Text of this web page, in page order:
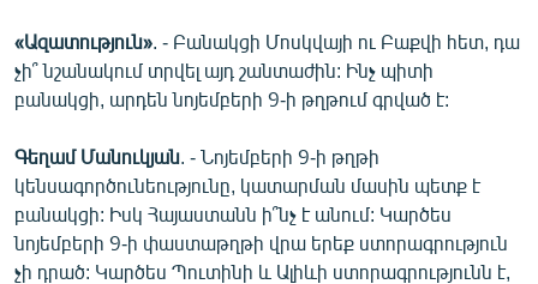
«Ազատություն» . - Բանակցի Մոսկվայի ու Բաքվի հետ, դա
չի՞ նշանակում տրվել այդ շանտաժին: Ինչ պիտի
բանակցի, արդեն նոյեմբերի 9-ի թղթում գրված է:
Գեղամ Մանուկյան . - Նոյեմբերի 9-ի թղթի
կենսագործունեությունը, կատարման մասին պետք է
բանակցի: Իսկ Հայաստանն ի՞նչ է անում: Կարծես
նոյեմբերի 9-ի փաստաթղթի վրա երեք ստորագրություն
չի դրած: Կարծես Պուտինի և Ալիևի ստորագրությունն է,